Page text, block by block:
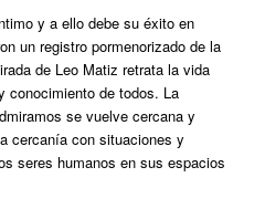
y a ello debe su éxito en
un registro pormenorizado de la
de Leo Matiz retrata la vida
conocimiento de todos. La
se vuelve cercana y
cercanía con situaciones y
seres humanos en sus espacios